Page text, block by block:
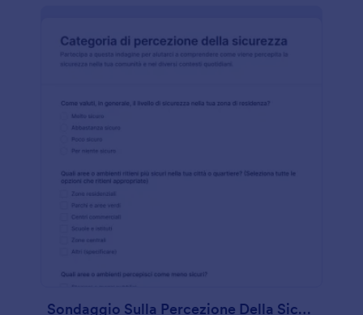
Sondaggio Sulla Percezione Della Sicurezza